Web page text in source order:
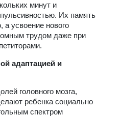
минут и
Их память
а усвоение нового
трудом даже при
адаптацией и
головного мозга,
ребенка социально
спектром